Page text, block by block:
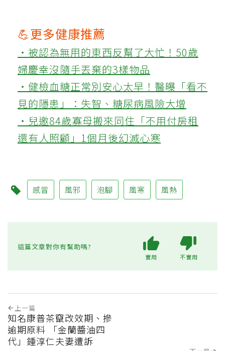
💪更多健康推薦
‧被認為無用的東西反幫了大忙！50歲
婦慶幸沒隨手丟棄的3樣物品
‧健檢血糖正常別安心太早！醫曝「看不
見的隱患」：失智、糖尿病風險大增
‧兒邀84歲寡母搬來同住「不用付房租
還有人照顧」1個月後幻滅心寒
感冒 風邪 泡腳 風寒 風熱
這篇文章對你有幫助嗎?
實用 不實用
上一篇
知名康普茶竄改效期、摻
逾期原料 「金蘭醬油四
代」鍾淳仁夫妻遭訴